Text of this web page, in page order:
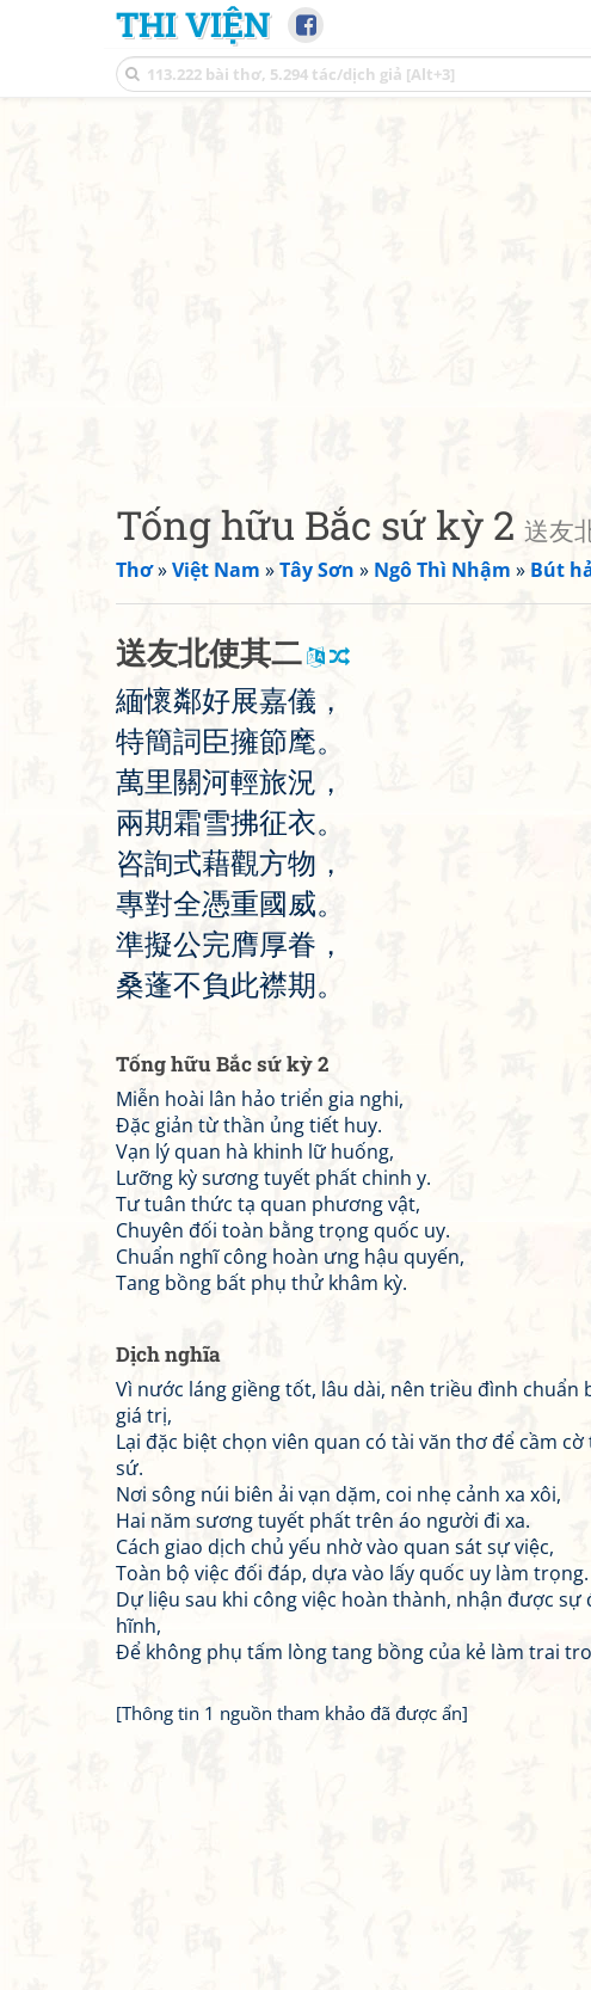
THI VIỆN
Tống hữu Bắc sứ kỳ 2 送友
Thơ»Việt Nam »Tây Sơn » Ngô Thì Nhậm » Bút
送友北使其二
緬懷鄰好展嘉儀 ，
特簡詞 臣擁節麾。
萬里關河輕旅況 ，
兩期霜雪拂征衣。
咨詢式藉觀方物 ，
專對全憑重國 威。
準擬公完膺厚眷 ，
桑蓬不負此襟期。
Tống hữu Bắc sứ kỳ 2
Miễn hoài lân hảo triển gia nghi,
Đặc giản từ thần ủng tiết huy.
Vạn lý quan hà khinh lữ huống,
Lưỡng kỳ sương tuyết phất chinh y.
Tư tuân thức tạ quan phương vật,
Chuyên đối toàn bằng trọng quốc uy.
Chuẩn nghĩ công hoàn ưng hậu quyến,
Tang bồng bất phụ thử khâm kỳ.
Dịch nghĩa
Vì nước láng giềng tốt, lâu dài, nên triều đình chuẩn
giá trị,
Lại đặc biệt chọn viên quan có tài văn thơ để cầm
sứ.
Nơi sông núi biên ải vạn dặm, coi nhẹ cảnh xa xôi,
Hai năm sương tuyết phất trên áo người đi xa.
Cách giao dịch chủ yếu nhờ vào quan sát sự việc,
Toàn bộ việc đối đáp, dựa vào lấy quốc uy làm trọng.
Dự liệu sau khi công việc hoàn thành, nhận được sự
hĩnh,
Để không phụ tấm lòng tang bồng của kẻ làm trai
[Thông tin 1 nguồn tham khảo đã được ẩn]